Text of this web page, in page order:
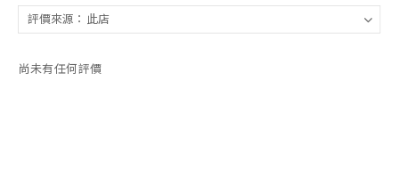
尚未有任何評價